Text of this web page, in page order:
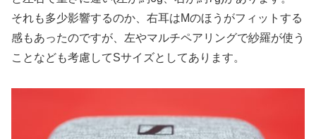
それも多少影響するのか、右耳はMのほうがフィットする
感もあったのですが、左やマルチペアリングで紗羅が使う
ことなども考慮してSサイズとしてあります。